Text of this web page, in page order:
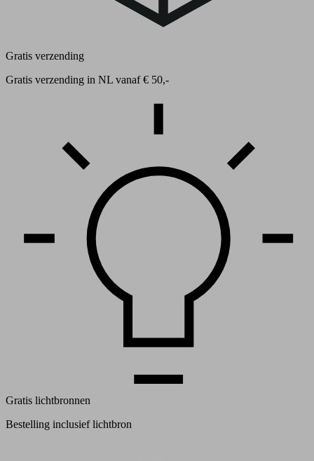
Gratis verzending
Gratis verzending in NL vanaf € 50,-
Gratis lichtbronnen
Bestelling inclusief lichtbron